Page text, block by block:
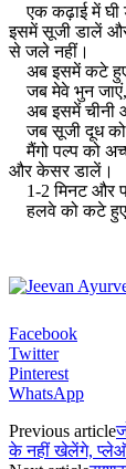
एक कढ़ाई में घी
इसमें सूजी डालें
से जले नहीं।
अब इसमें कटे
जब मेवे भुन जाएं,
अब इसमें चीनी
जब सूजी दूध को
मैंगो पल्प को
और केसर डालें।
1-2 मिनट और
हलवे को कटे हुए
Facebook
Twitter
Pinterest
WhatsApp
Previous article
के नहीं खेलेंगे,